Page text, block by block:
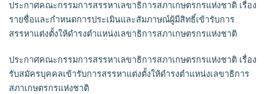
ประกาศคณะกรรมการสรรหาเลขาธิการสภาเกษตรกรแห่งชาติ เรื่อง
รายชื่อและกำหนดการประเมินและสัมภาษณ์ผู้มีสิทธิ์เข้ารับการ
สรรหาแต่งตั้งให้ดำรงตำแหน่งเลขาธิการสภาเกษตรกรแห่งชาติ
ประกาศคณะกรรมการสรรหาเลขาธิการสภาเกษตรกรแห่งชาติ เรื่อง
รับสมัครบุคคลเข้ารับการสรรหาแต่งตั้งให้ดำรงตำแหน่งเลขาธิการ
สภาเกษตรกรแห่งชาติ